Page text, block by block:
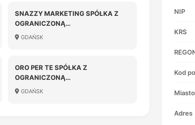
SNAZZY MARKETING SPÓŁKA Z
OGRANICZONĄ
ODPOWIEDZIALNOŚCIĄ
GDAŃSK
ORO PER TE SPÓŁKA Z
OGRANICZONĄ
ODPOWIEDZIALNOŚCIĄ
GDAŃSK
NIP
KRS
Kod
Miasto
Adres